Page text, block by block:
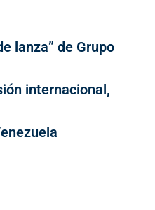
lanza” de Grupo
internacional,